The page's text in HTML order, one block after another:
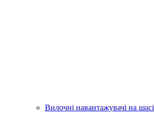
Вилочні навантажувачі на шасі